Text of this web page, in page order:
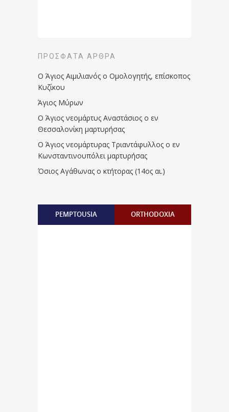
ΠΡΌΣΦΑΤΑ ΆΡΘΡΑ
Ο Άγιος Αιμιλιανός ο Ομολογητής, επίσκοπος
Κυζίκου
Άγιος Μύρων
Ο Άγιος νεομάρτυς Αναστάσιος ο εν
Θεσσαλονίκη μαρτυρήσας
Ο Άγιος νεομάρτυρας Τριαντάφυλλος ο εν
Κωνσταντινουπόλει μαρτυρήσας
Όσιος Αγάθωνας ο κτήτορας (14ος αι.)
PEMPTOUSIA ORTHODOXIA